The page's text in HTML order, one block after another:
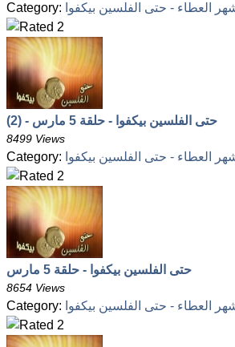
Category: العطاء - حتى الفلسين بيكفوا
حتى الفلسين بيكفوا - حلقة 5 مارس - (2)
8499 Views
Category: العطاء - حتى الفلسين بيكفوا
حتى الفلسين بيكفوا - حلقة 5 مارس
8654 Views
Category: العطاء - حتى الفلسين بيكفوا